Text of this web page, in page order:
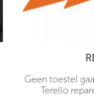
Geen toestel
Terello